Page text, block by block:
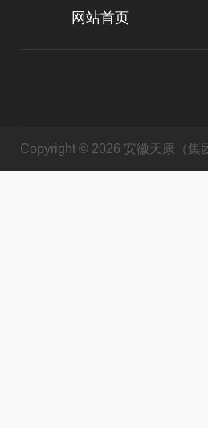
网站首页
Copyright © 2026 安徽天康（集